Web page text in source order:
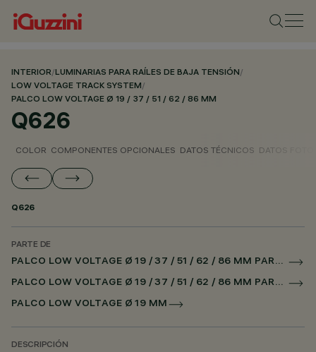
INTERIOR/LUMINARIAS PARA RAÍLES DE BAJA TENSIÓN/
LOW VOLTAGE TRACK SYSTEM/
PALCO LOW VOLTAGE Ø 19 / 37 / 51 / 62 / 86 MM
Q626
COLOR COMPONENTES OPCIONALES DATOS TÉCNICOS DATOS
Q626
PARTE DE
PALCO LOW VOLTAGE Ø 19 / 37 / 51 / 62 / 86 MM PARA RAÌL LOW VOLTAGE DALI POWERLINE
PALCO LOW VOLTAGE Ø 19 / 37 / 51 / 62 / 86 MM PARA SUPERRAIL DALI POWERLINE
PALCO LOW VOLTAGE Ø 19 MM
DESCRIPCIÓN